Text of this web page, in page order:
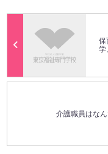
保
学
介護職員はな